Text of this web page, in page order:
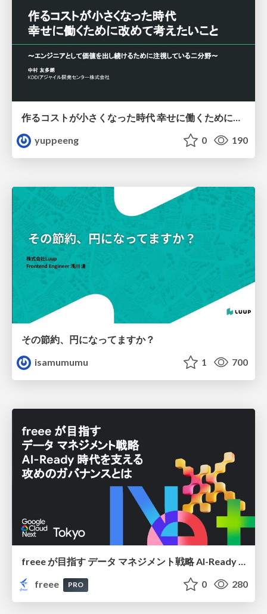
yuppeeng
0 190
その節約、円になってますか？
isamumumu
1 700
freee が目指す データ マネジメント戦略 AI-Ready 時代を支える 攻めのガバナンスとは
freee
PRO 0 280